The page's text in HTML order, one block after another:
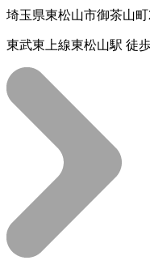
埼玉県東松山市御茶山町
東武東上線東松山駅 徒